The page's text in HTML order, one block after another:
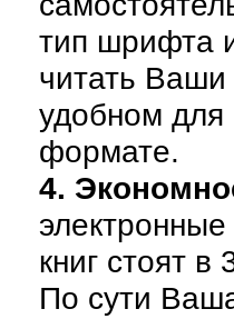
тип шрифта
читать
удобном
формате.
4.
книг стоят
По сути